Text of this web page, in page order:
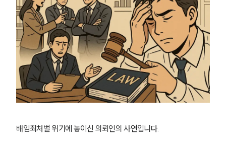
배임죄처벌 위기에 놓이신 의뢰인의 사연입니다.